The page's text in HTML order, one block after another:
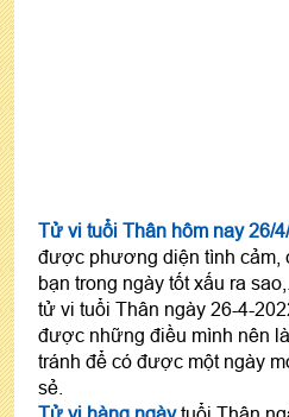
Tử vi tuổi Thân hôm nay 26/
được phương diện tình cảm,
bạn trong ngày tốt xấu ra
tử vi tuổi Thân ngày 26-4-
được những điều mình nên
tránh để có được một ngày
sẻ.